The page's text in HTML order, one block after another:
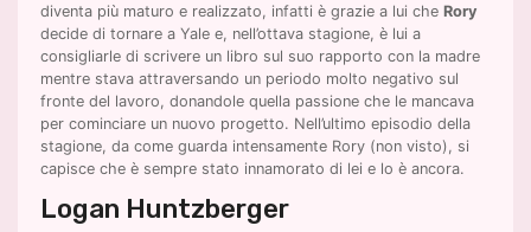
diventa più maturo e realizzato, infatti è grazie a lui cheRory
decide di tornare a Yale e, nell’ottava stagione, è lui a
consigliarle di scrivere un libro sul suo rapporto con la madre
mentre stava attraversando un periodo molto negativo sul
fronte del lavoro, donandole quella passione che le mancava
per cominciare un nuovo progetto. Nell’ultimo episodio della
stagione, da come guarda intensamente Rory (non visto), si
capisce che è sempre stato innamorato di lei e lo è ancora.
Logan Huntzberger